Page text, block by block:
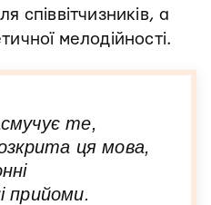
співвітчизників, а
мелодійності.
те,
ця мова,
прийоми.